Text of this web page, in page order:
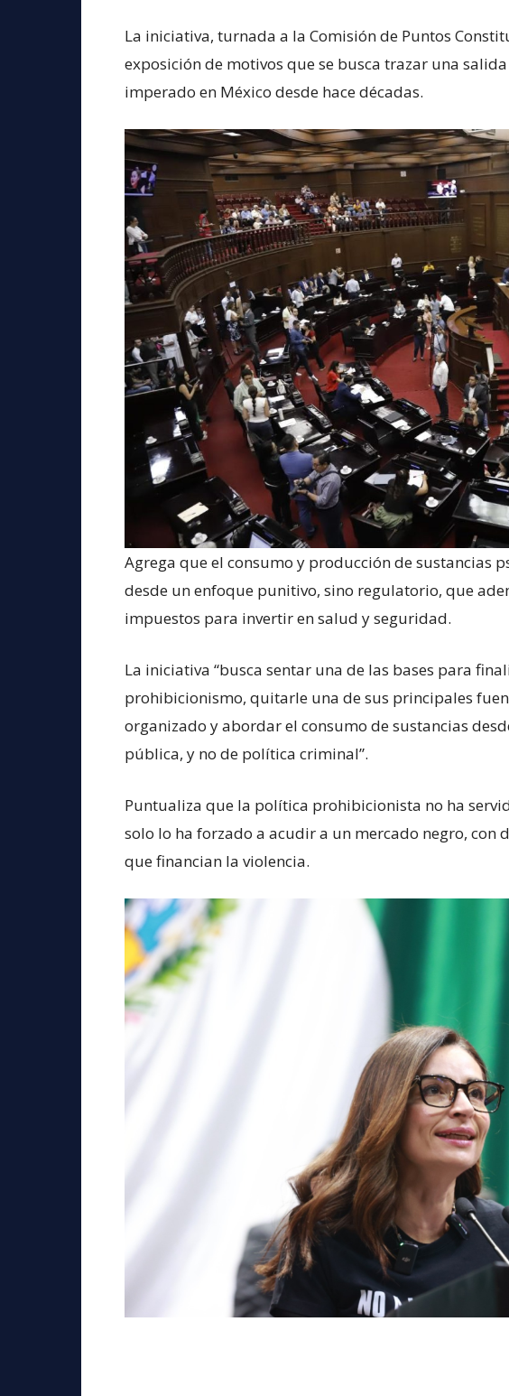
La iniciativa, turnada a la Comisión de Puntos
exposición de motivos que se busca trazar una
imperado en México desde hace décadas.
Agrega que el consumo y producción de sustancias
desde un enfoque punitivo, sino regulatorio, que
impuestos para invertir en salud y seguridad.
La iniciativa “busca sentar una de las bases para
prohibicionismo, quitarle una de sus principales
organizado y abordar el consumo de sustancias
pública, y no de política criminal”.
Puntualiza que la política prohibicionista no ha
solo lo ha forzado a acudir a un mercado negro, con
que financian la violencia.